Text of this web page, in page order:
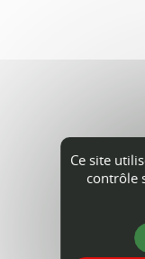
Ce site
contrôle